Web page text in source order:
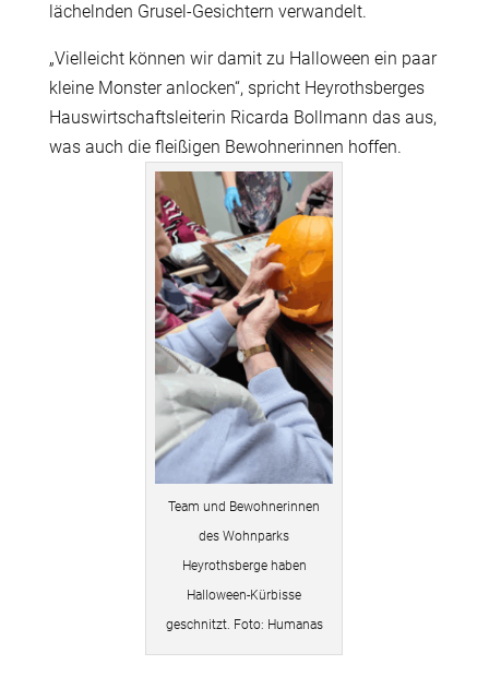
lächelnden Grusel-Gesichtern verwandelt.
„Vielleicht können wir damit zu Halloween ein paar
kleine Monster anlocken“, spricht Heyrothsberges
Hauswirtschaftsleiterin Ricarda Bollmann das aus,
was auch die fleißigen Bewohnerinnen hoffen.
Team und Bewohnerinnen
des Wohnparks
Heyrothsberge haben
Halloween-Kürbisse
geschnitzt. Foto: Humanas